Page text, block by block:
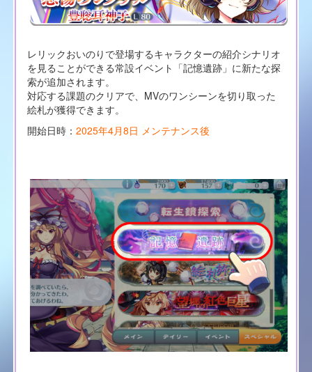
レリックおいのりで登場するキャラクターの紹介シナリオ
を見ることができる常設イベント「記憶遺跡」に新たな探
索が追加されます。
対応する課題のクリアで、MVのワンシーンを切り取った
絵札が獲得できます。
開始日時： 2025年4月8日 メンテナンス後